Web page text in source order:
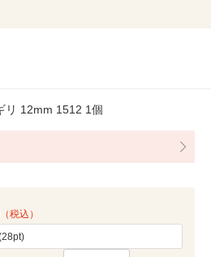
リ 12mm 1512 1個
（税込）